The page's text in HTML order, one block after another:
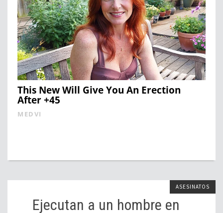
This New Will Give You An Erection
After +45
MEDVI
ASESINATOS
Ejecutan a un hombre en